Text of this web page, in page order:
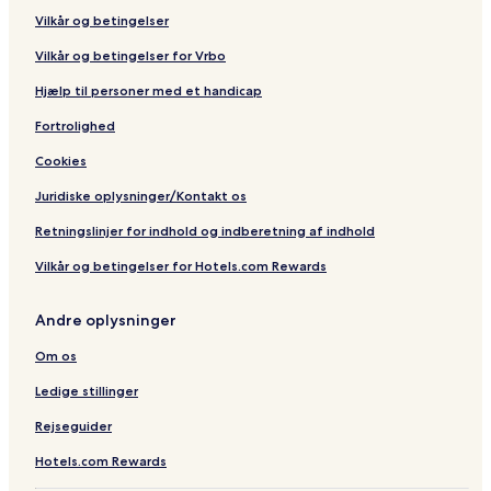
d
o
n
Vilkår og betingelser
Vilkår og betingelser for Vrbo
Hjælp til personer med et handicap
Fortrolighed
Cookies
Juridiske oplysninger/Kontakt os
Retningslinjer for indhold og indberetning af indhold
Vilkår og betingelser for Hotels.com Rewards
Andre oplysninger
Om os
Ledige stillinger
Rejseguider
Hotels.com Rewards